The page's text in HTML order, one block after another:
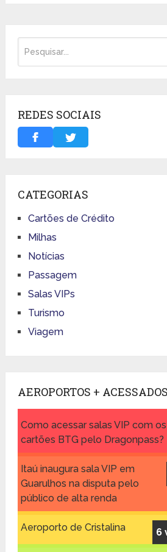
REDES SOCIAIS
CATEGORIAS
Cartões de Crédito
Milhas
Notícias
Passagem
Salas VIPs
Turismo
Viagem
AEROPORTOS + ACESSADOS
Como acessar salas VIP com os
cartões BTG pelo Dragonpass?
Itaú inaugura sala VIP em
Guarulhos na disputa pelo
público de alta renda
6
Aeroporto de Cristalina